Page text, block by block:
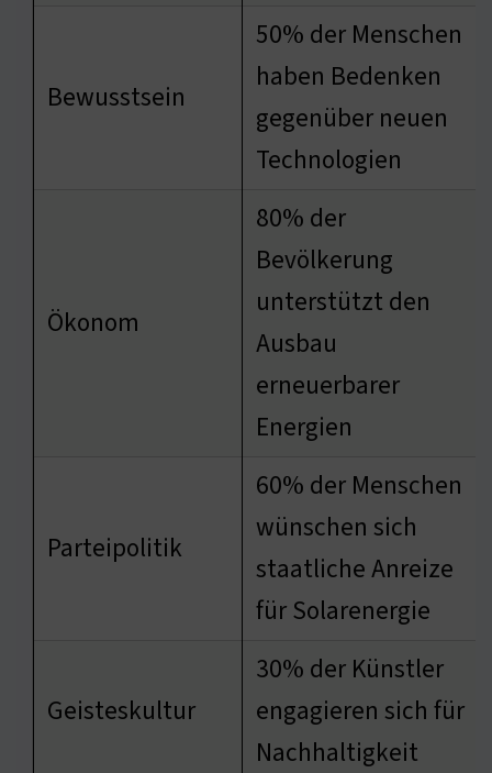
Bewusstsein
50% der Menschen
haben Bedenken
gegenüber neuen
Technologien
Ökonom
80% der
Bevölkerung
unterstützt den
Ausbau
erneuerbarer
Energien
Parteipolitik
60% der Menschen
wünschen sich
staatliche Anreize
für Solarenergie
Geisteskultur
30% der Künstler
engagieren sich für
Nachhaltigkeit